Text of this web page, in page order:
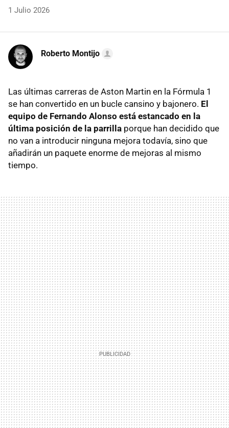
1 Julio 2026
Roberto Montijo
Las últimas carreras de Aston Martin en la Fórmula 1
se han convertido en un bucle cansino y bajonero. El
equipo de Fernando Alonso está estancado en la
última posición de la parrilla porque han decidido que
no van a introducir ninguna mejora todavía, sino que
añadirán un paquete enorme de mejoras al mismo
tiempo.